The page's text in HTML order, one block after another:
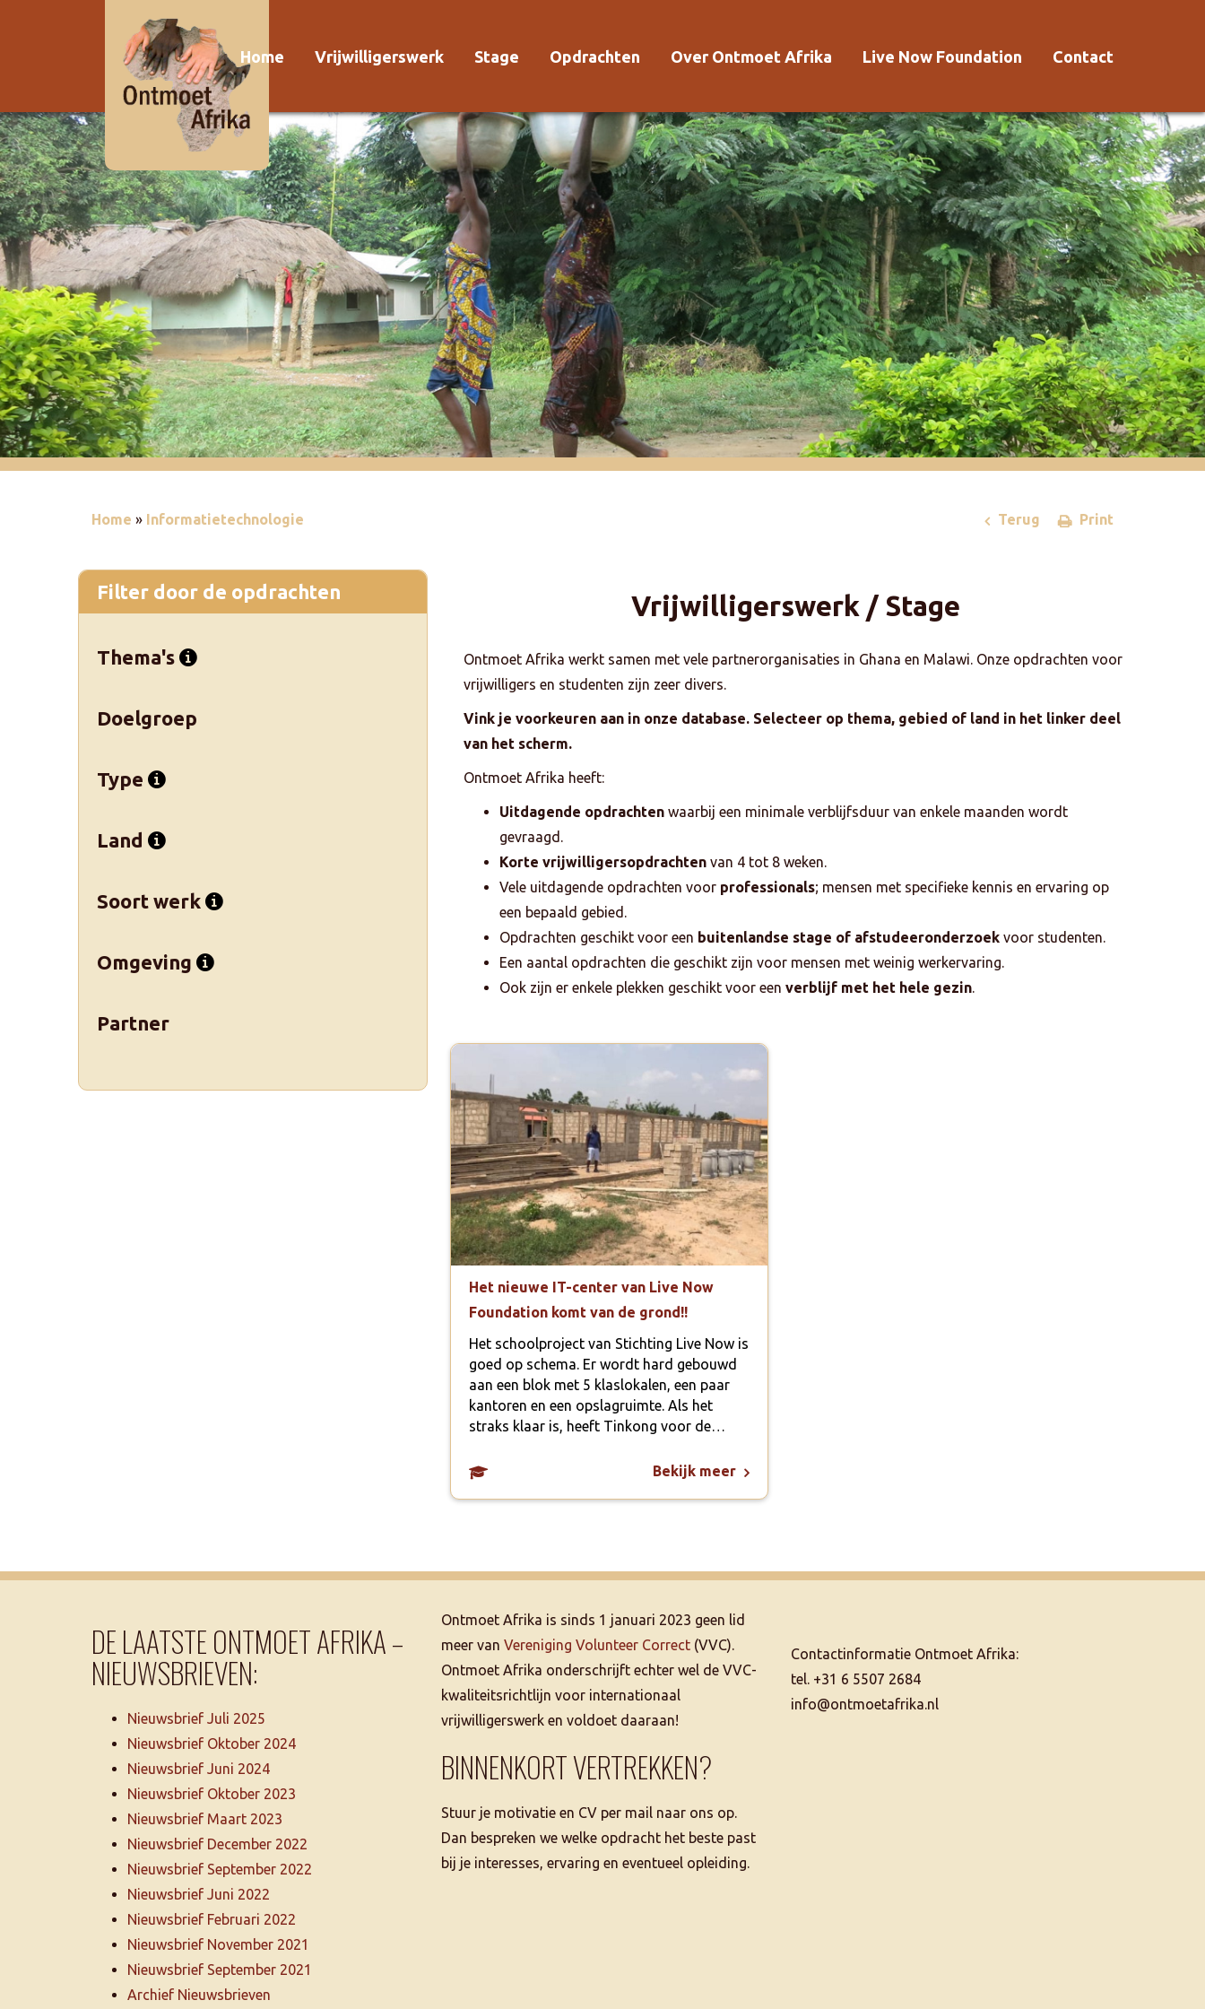
Home Vrijwilligerswerk Stage Opdrachten
Kosten
Over Ontmoet Afrika
Kwaliteitsrichtlijn
Live Now Foundation Contact
Voorwaarden
Home » Informatietechnologie Print
Terug
Filter door de opdrachten
Thema's
Doelgroep
Type
Land
Soort werk
Omgeving
Partner
Vrijwilligerswerk / Stage
Ontmoet Afrika werkt samen met vele partnerorganisaties in Ghana en Malawi. Onze opdrachten voor
vrijwilligers en studenten zijn zeer divers.
Vink je voorkeuren aan in onze database. Selecteer op thema, gebied of land in het linker deel
van het scherm.
Ontmoet Afrika heeft:
Uitdagende opdrachten waarbij een minimale verblijfsduur van enkele maanden wordt
gevraagd.
Korte vrijwilligersopdrachten van 4 tot 8 weken.
Vele uitdagende opdrachten voor professionals; mensen met specifieke kennis en ervaring op
een bepaald gebied.
Opdrachten geschikt voor een buitenlandse stage of afstudeeronderzoek voor studenten.
Een aantal opdrachten die geschikt zijn voor mensen met weinig werkervaring.
Ook zijn er enkele plekken geschikt voor een verblijf met het hele gezin.
Het nieuwe IT-center van Live Now
Foundation komt van de grond!!
Het schoolproject van Stichting Live Now is
goed op schema. Er wordt hard gebouwd
aan een blok met 5 klaslokalen, een paar
kantoren en een opslagruimte. Als het
straks klaar is, heeft Tinkong voor de…
Bekijk meer
DE LAATSTE ONTMOET AFRIKA –
NIEUWSBRIEVEN:
Nieuwsbrief Juli 2025
Nieuwsbrief Oktober 2024
Nieuwsbrief Juni 2024
Nieuwsbrief Oktober 2023
Nieuwsbrief Maart 2023
Nieuwsbrief December 2022
Nieuwsbrief September 2022
Nieuwsbrief Juni 2022
Nieuwsbrief Februari 2022
Nieuwsbrief November 2021
Nieuwsbrief September 2021
Archief Nieuwsbrieven
Ontmoet Afrika is sinds 1 januari 2023 geen lid
meer van Vereniging Volunteer Correct (VVC).
Ontmoet Afrika onderschrijft echter wel de VVC-
kwaliteitsrichtlijn voor internationaal
vrijwilligerswerk en voldoet daaraan!
BINNENKORT VERTREKKEN?
Stuur je motivatie en CV per mail naar ons op.
Dan bespreken we welke opdracht het beste past
bij je interesses, ervaring en eventueel opleiding.
Contactinformatie Ontmoet Afrika:
tel. +31 6 5507 2684
info@ontmoetafrika.nl